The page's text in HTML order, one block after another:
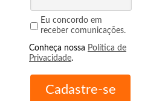
Eu concordo em
receber comunicações.
Conheça nossa Política de
Privacidade.